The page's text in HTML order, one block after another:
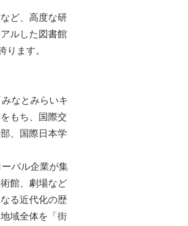
ど、⾼度な研
ルした図書館
ります。
なとみらいキ
もち、国際交
、国際日本学
バル企業が集
館、劇場など
る近代化の歴
域全体を「街